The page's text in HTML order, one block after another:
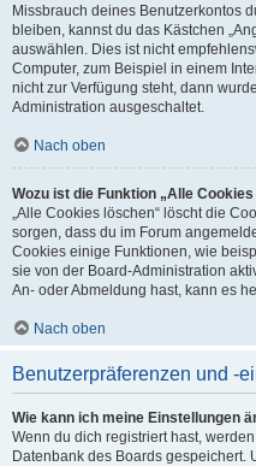
Missbrauch deines Benutzerkontos
bleiben, kannst du das Kästchen
auswählen. Dies ist nicht
Computer, zum Beispiel in einem
nicht zur Verfügung steht, dann
Administration ausgeschaltet.
Nach oben
Wozu ist die Funktion „Alle
„Alle Cookies löschen“ löscht die
sorgen, dass du im Forum
Cookies einige Funktionen, wie
sie von der Board-Administration
An- oder Abmeldung hast, kann es
Nach oben
Benutzerpräferenzen und -
Wie kann ich meine Einstellungen
Wenn du dich registriert hast,
Datenbank des Boards gespeichert.